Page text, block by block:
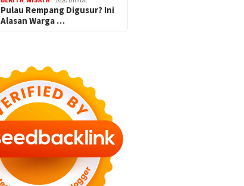
Pulau Rempang Digusur? Ini
Alasan Warga …